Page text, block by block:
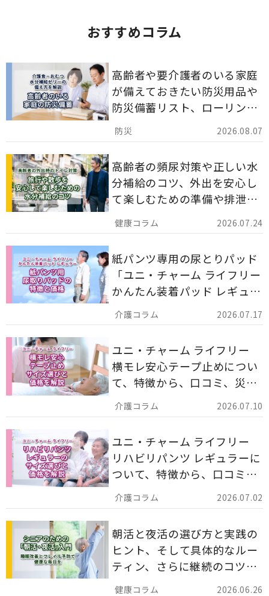
おすすめコラム
2026.08.07
高齢者や要介護者のいる家庭
が備えておきたい防災用品や
防災備蓄リスト、ローリング
ストックのポイントについて
解説します。
2026.07.24
高齢者の頻尿対策や正しい水
分補給のコツ、外出を安心し
て楽しむための準備や排泄ケ
ア用品の選び方を解説しま
す。
2026.07.17
紙パンツ専用の尿とりパッド
「ユニ・チャーム ライフリー
かんたん装着パッド レギュラ
ー 計162枚」について解説し
ます。
2026.07.10
ユニ・チャーム ライフリー
横モレ安心テープ止めについ
て、特徴から、口コミ、災害
備蓄としての活用法まで分か
りやすく解説します。
2026.07.02
ユニ・チャーム ライフリー
リハビリパンツ レギュラーに
ついて、特徴から、口コミ、
災害備蓄としての活用法まで
分かりやすく解説します。
2026.06.26
朝活と夜活の選び方と実践の
ヒント、そして具体的なルー
ティン、さらに継続のコツま
でを詳しくご紹介します。